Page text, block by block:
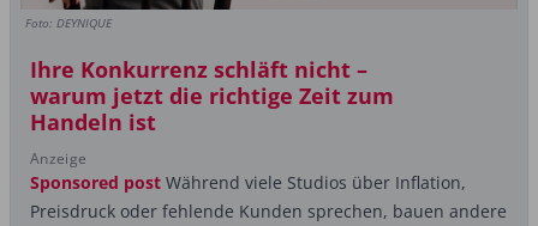
Foto: DEYNIQUE
Ihre Konkurrenz schläft nicht –
warum jetzt die richtige Zeit zum
Handeln ist
Anzeige
Sponsored post Während viele Studios über Inflation,
Preisdruck oder fehlende Kunden sprechen, bauen andere